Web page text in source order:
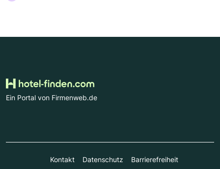
Ein Portal von Firmenweb.de
Kontakt Datenschutz Barrierefreiheit